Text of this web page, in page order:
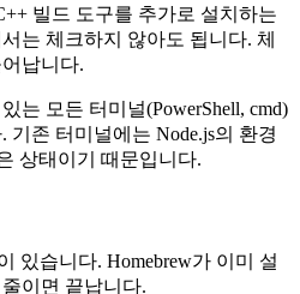
빌드 도구를 추가로 설치하는
는 체크하지 않아도 됩니다. 체
납니다.
는 모든 터미널(PowerShell, cmd)
기존 터미널에는 Node.js의 환경
상태이기 때문입니다.
있습니다. Homebrew가 이미 설
이면 끝납니다.